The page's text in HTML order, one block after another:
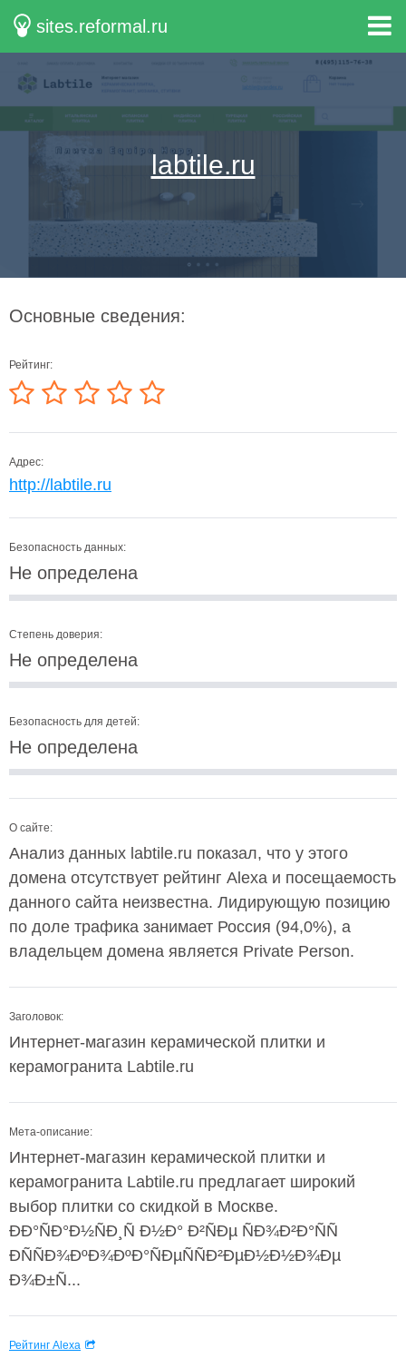
sites.reformal.ru
labtile.ru
Основные сведения:
Рейтинг:
Адрес:
http://labtile.ru
Безопасность данных:
Не определена
Степень доверия:
Не определена
Безопасность для детей:
Не определена
О сайте:
Анализ данных labtile.ru показал, что у этого
домена отсутствует рейтинг Alexa и посещаемость
данного сайта неизвестна. Лидирующую позицию
по доле трафика занимает Россия (94,0%), а
владельцем домена является Private Person.
Заголовок:
Интернет-магазин керамической плитки и
керамогранита Labtile.ru
Мета-описание:
Интернет-магазин керамической плитки и
керамогранита Labtile.ru предлагает широкий
выбор плитки со скидкой в Москве.
ÐÐ°ÑÐ°Ð½ÑÐ¸Ñ Ð½Ð° Ð²ÑÐµ ÑÐ¾Ð²Ð°ÑÑ
ÐÑÑÐ¾ÐºÐ¾ÐºÐ°ÑÐµÑÑÐ²ÐµÐ½Ð½Ð¾Ðµ
Ð¾Ð±Ñ...
Рейтинг Alexa